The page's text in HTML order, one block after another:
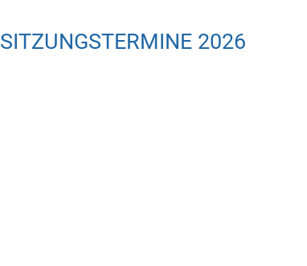
SITZUNGSTERMINE 2026